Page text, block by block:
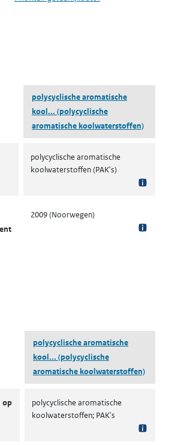
polycyclische aromatische
kool... (polycyclische
aromatische koolwaterstoffen)
polycyclische aromatische
koolwaterstoffen (PAK's)
2009 (Noorwegen)
polycyclische aromatische
kool... (polycyclische
aromatische koolwaterstoffen)
op
polycyclische aromatische
koolwaterstoffen; PAK's